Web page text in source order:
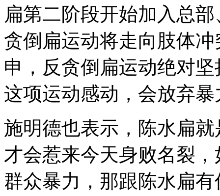
扁第二阶段开始加入总
贪倒扁运动将走向肢体
申，反贪倒扁运动绝对
这项运动感动，会放弃
施明德也表示，陈水扁
才会惹来今天身败名裂
群众暴力，那跟陈水扁